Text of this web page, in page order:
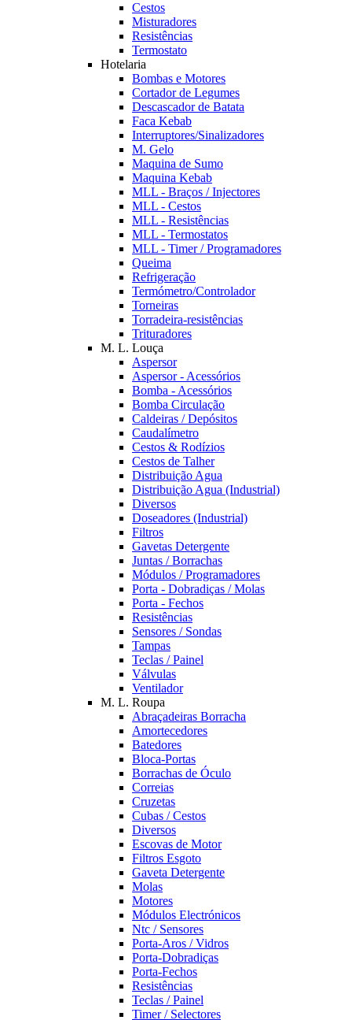
Cestos
Misturadores
Resistências
Termostato
Hotelaria
Bombas e Motores
Cortador de Legumes
Descascador de Batata
Faca Kebab
Interruptores/Sinalizadores
M. Gelo
Maquina de Sumo
Maquina Kebab
MLL - Braços / Injectores
MLL - Cestos
MLL - Resistências
MLL - Termostatos
MLL - Timer / Programadores
Queima
Refrigeração
Termómetro/Controlador
Torneiras
Torradeira-resistências
Trituradores
M. L. Louça
Aspersor
Aspersor - Acessórios
Bomba - Acessórios
Bomba Circulação
Caldeiras / Depósitos
Caudalímetro
Cestos & Rodízios
Cestos de Talher
Distribuição Agua
Distribuição Agua (Industrial)
Diversos
Doseadores (Industrial)
Filtros
Gavetas Detergente
Juntas / Borrachas
Módulos / Programadores
Porta - Dobradiças / Molas
Porta - Fechos
Resistências
Sensores / Sondas
Tampas
Teclas / Painel
Válvulas
Ventilador
M. L. Roupa
Abraçadeiras Borracha
Amortecedores
Batedores
Bloca-Portas
Borrachas de Óculo
Correias
Cruzetas
Cubas / Cestos
Diversos
Escovas de Motor
Filtros Esgoto
Gaveta Detergente
Molas
Motores
Módulos Electrónicos
Ntc / Sensores
Porta-Aros / Vidros
Porta-Dobradiças
Porta-Fechos
Resistências
Teclas / Painel
Timer / Selectores